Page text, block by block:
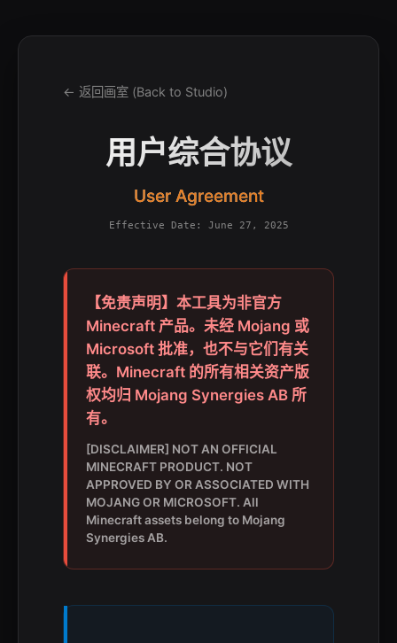
← 返回画室 (Back to Studio)
用户综合协议
User Agreement
Effective Date: June 27, 2025
【免责声明】本工具为非官方
Minecraft 产品。未经 Mojang 或
Microsoft 批准，也不与它们有关
联。Minecraft 的所有相关资产版
权均归 Mojang Synergies AB 所
有。
[DISCLAIMER] NOT AN OFFICIAL
MINECRAFT PRODUCT. NOT
APPROVED BY OR ASSOCIATED WITH
MOJANG OR MICROSOFT. All
Minecraft assets belong to Mojang
Synergies AB.